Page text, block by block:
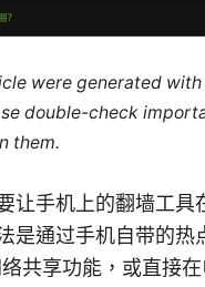
were generated with
double-check
them.
让手机上的翻墙工具
是通过手机自带的热
共享功能，或直接